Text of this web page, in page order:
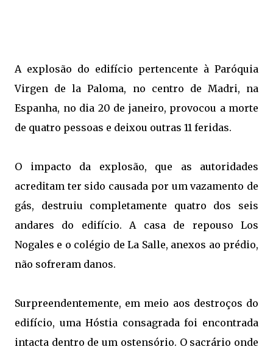
A explosão do edifício pertencente à Paróquia
Virgen de la Paloma, no centro de Madri, na
Espanha, no dia 20 de janeiro, provocou a morte
de quatro pessoas e deixou outras 11 feridas.
O impacto da explosão, que as autoridades
acreditam ter sido causada por um vazamento de
gás, destruiu completamente quatro dos seis
andares do edifício. A casa de repouso Los
Nogales e o colégio de La Salle, anexos ao prédio,
não sofreram danos.
Surpreendentemente, em meio aos destroços do
edifício, uma Hóstia consagrada foi encontrada
intacta dentro de um ostensório. O sacrário onde